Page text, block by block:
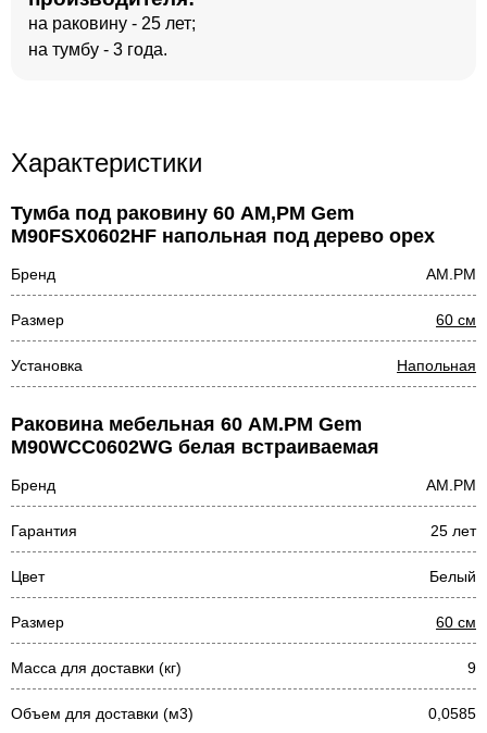
на раковину - 25 лет;
на тумбу - 3 года.
Характеристики
Тумба под раковину 60 AM,PM Gem
M90FSX0602HF напольная под дерево орех
Бренд AM.PM
Размер 60 см
Установка Напольная
Раковина мебельная 60 AM.PM Gem
M90WCC0602WG белая встраиваемая
Бренд AM.PM
Гарантия 25 лет
Цвет Белый
Размер 60 см
Масса для доставки (кг) 9
Объем для доставки (м3) 0,0585